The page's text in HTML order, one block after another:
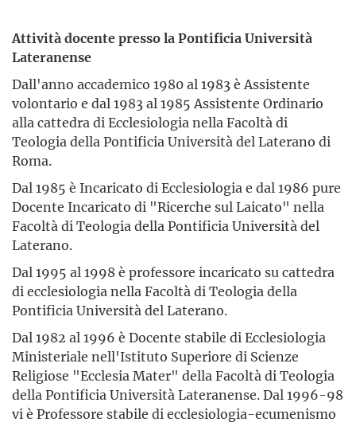
Attività docente presso la Pontificia Università
Lateranense
Dall'anno accademico 1980 al 1983 è Assistente
volontario e dal 1983 al 1985 Assistente Ordinario
alla cattedra di Ecclesiologia nella Facoltà di
Teologia della Pontificia Università del Laterano di
Roma.
Dal 1985 è Incaricato di Ecclesiologia e dal 1986 pure
Docente Incaricato di "Ricerche sul Laicato" nella
Facoltà di Teologia della Pontificia Università del
Laterano.
Dal 1995 al 1998 è professore incaricato su cattedra
di ecclesiologia nella Facoltà di Teologia della
Pontificia Università del Laterano.
Dal 1982 al 1996 è Docente stabile di Ecclesiologia
Ministeriale nell'Istituto Superiore di Scienze
Religiose "Ecclesia Mater" della Facoltà di Teologia
della Pontificia Università Lateranense. Dal 1996-98
vi è Professore stabile di ecclesiologia-ecumenismo